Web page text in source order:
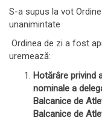
S-a supus la vot
unanimintate
Ordinea de zi a fost
uremează:
Hotărâre privind
nominale a
Balcanice de
Balcanice de